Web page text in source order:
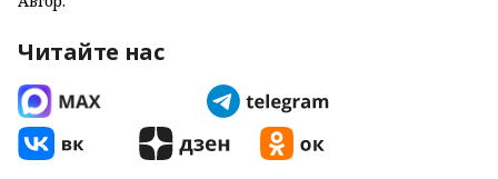
Читайте нас